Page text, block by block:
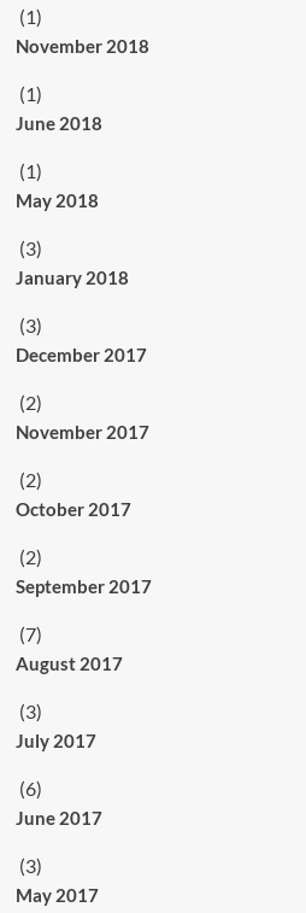
(1)
November 2018
(1)
June 2018
(1)
May 2018
(3)
January 2018
(3)
December 2017
(2)
November 2017
(2)
October 2017
(2)
September 2017
(7)
August 2017
(3)
July 2017
(6)
June 2017
(3)
May 2017